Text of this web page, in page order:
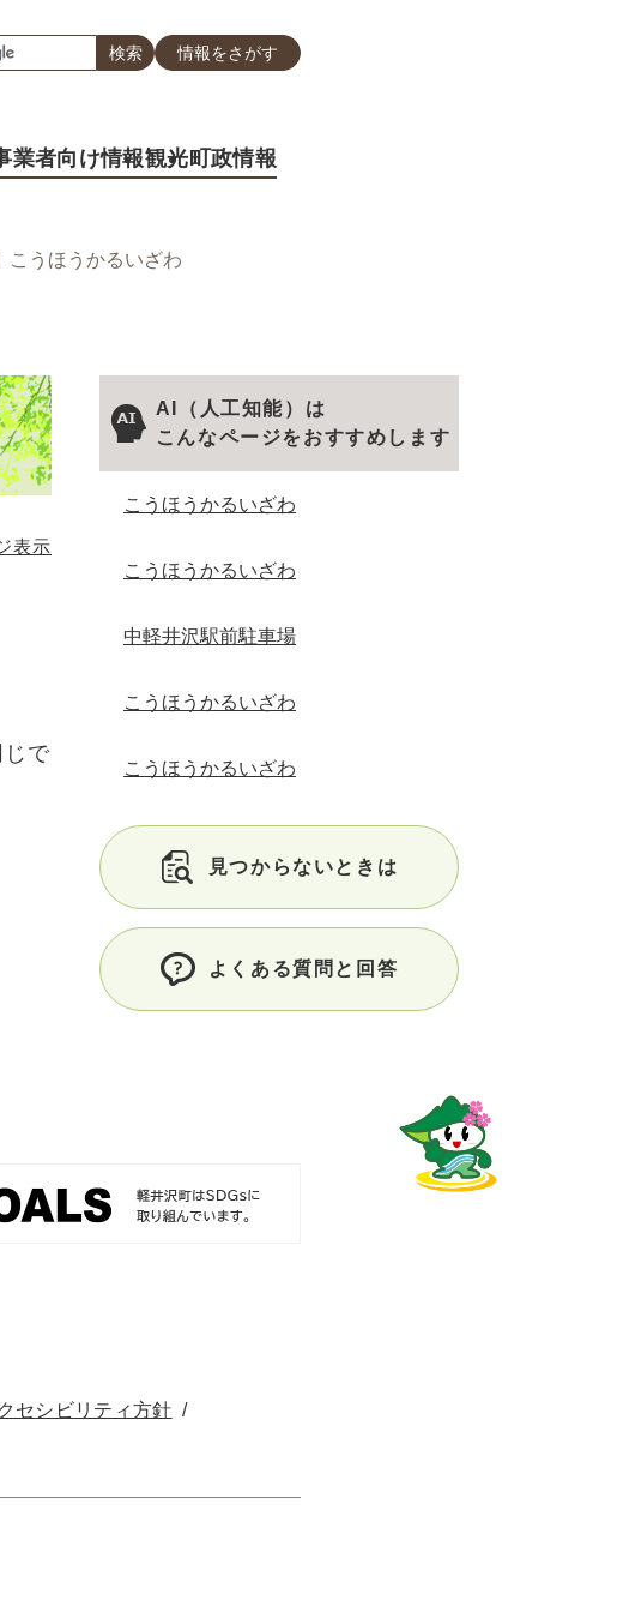
情報をさがす
業者向け情報観光町政情報
こうほうかるいざわ
表示
で
AI（人工知能）は
こんなページをおすすめします
こうほうかるいざわ
こうほうかるいざわ
中軽井沢駅前駐車場
こうほうかるいざわ
こうほうかるいざわ
見つからないときは
よくある質問と回答
セシビリティ方針